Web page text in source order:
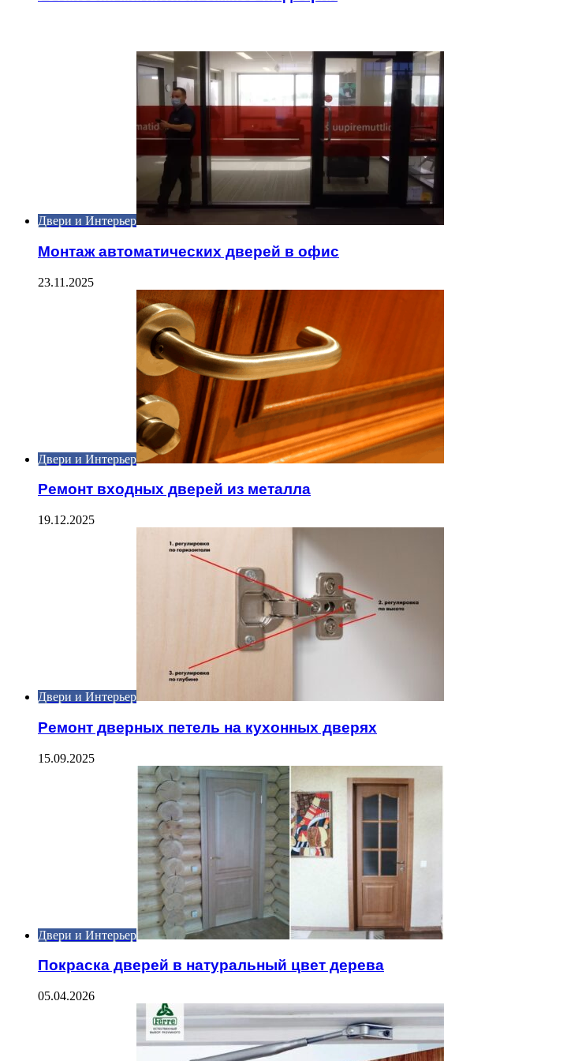
Двери и Интерьер
Монтаж автоматических дверей в офис
23.11.2025
Двери и Интерьер
Ремонт входных дверей из металла
19.12.2025
Двери и Интерьер
Ремонт дверных петель на кухонных дверях
15.09.2025
Двери и Интерьер
Покраска дверей в натуральный цвет дерева
05.04.2026